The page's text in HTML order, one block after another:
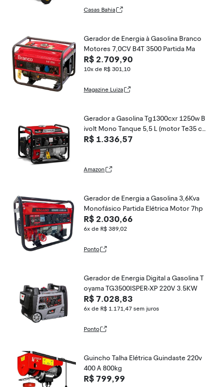
Casas Bahia
Gerador de Energia à Gasolina Branco
Motores 7,0CV B4T 3500 Partida Ma
R$ 2.709,90
10x de R$ 301,10
Magazine Luiza
Gerador a Gasolina Tg1300cxr 1250w B
ivolt Mono Tanque 5,5 L (motor Te35 co
m Sensor de Óleo) Toyama
R$ 1.336,57
Amazon
Gerador de Energia a Gasolina 3,6Kva
Monofásico Partida Elétrica Motor 7hp
R$ 2.030,66
6x de R$ 389,02
Ponto
Gerador de Energia Digital a Gasolina T
oyama TG3500ISPER-XP 220V 3.5KW
R$ 7.028,83
6x de R$ 1.171,47 sem juros
Ponto
Guincho Talha Elétrica Guindaste 220v
400 A 800kg
R$ 799,99